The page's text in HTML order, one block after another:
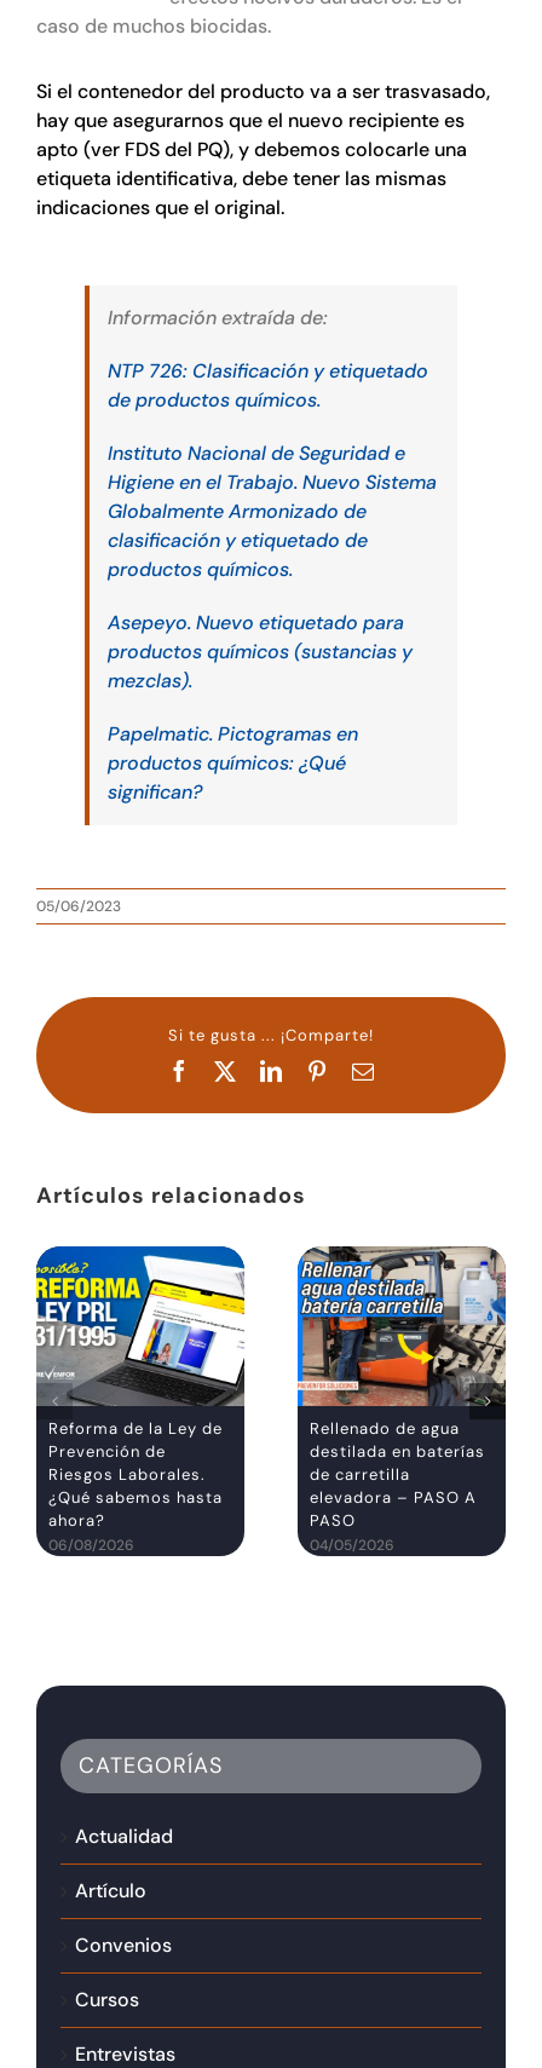
caso de muchos biocidas.
Si el contenedor del producto va a ser trasvasado,
hay que asegurarnos que el nuevo recipiente es
apto (ver FDS del PQ), y debemos colocarle una
etiqueta identificativa, debe tener las mismas
indicaciones que el original.
Información extraída de:
NTP 726: Clasificación y etiquetado
de productos químicos.
Instituto Nacional de Seguridad e
Higiene en el Trabajo. Nuevo Sistema
Globalmente Armonizado de
clasificación y etiquetado de
productos químicos.
Asepeyo. Nuevo etiquetado para
productos químicos (sustancias y
mezclas).
Papelmatic. Pictogramas en
productos químicos: ¿Qué
significan?
05/06/2023
Si te gusta ... ¡Comparte!
Facebook LinkedInPinterestCorreo
Artículos relacionados
Reforma de la Ley de
Prevención de
Riesgos Laborales.
¿Qué sabemos hasta
ahora?
06/08/2026
Rellenado de agua
destilada en baterías
de carretilla
elevadora – PASO A
PASO
04/05/2026
CATEGORÍAS
Actualidad
Artículo
Convenios
Cursos
Entrevistas